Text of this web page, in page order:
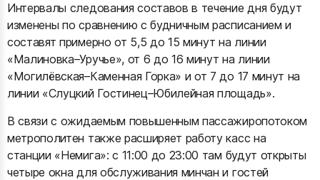
Интервалы следования составов в течение дня будут
изменены по сравнению с будничным расписанием и
составят примерно от 5,5 до 15 минут на линии
«Малиновка–Уручье», от 6 до 16 минут на линии
«Могилёвская–Каменная Горка» и от 7 до 17 минут на
линии «Слуцкий Гостинец–Юбилейная площадь».
В связи с ожидаемым повышенным пассажиропотоком
метрополитен также расширяет работу касс на
станции «Немига»: с 11:00 до 23:00 там будут открыты
четыре окна для обслуживания минчан и гостей